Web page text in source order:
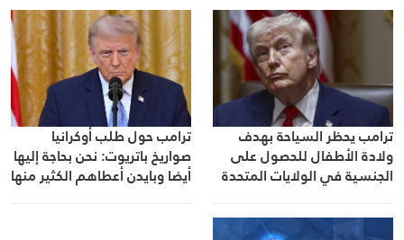
ترامب يحظر السياحة بهدف
ولادة الأطفال للحصول على
الجنسية في الولايات المتحدة
ترامب حول طلب أوكرانيا
صواريخ باتريوت: نحن بحاجة إليها
أيضا وبايدن أعطاهم الكثير منها